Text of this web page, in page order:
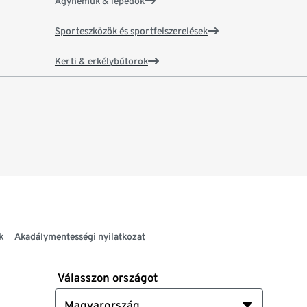
Sporteszközök és sportfelszerelések
Kerti & erkélybútorok
Akadálymentességi nyilatkozat
Válasszon országot